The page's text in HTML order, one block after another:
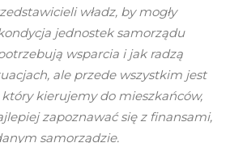
władz, by mogły
jednostek samorządu
wsparcia i jak radzą
ale przede wszystkim jest
kierujemy do mieszkańców,
zapoznawać się z finansami,
samorządzie.